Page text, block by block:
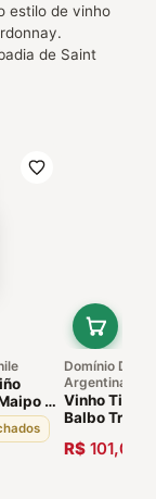
estilo de vinho
de Saint
|
Domínio Del
Argentina
Vinho Tinto
Balbo
2014
R$ 101,00